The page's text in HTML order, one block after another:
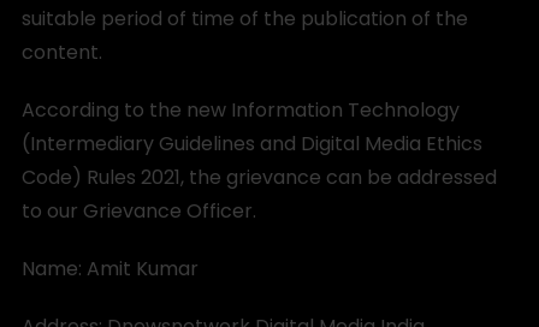
suitable period of time of the publication of the
content.
According to the new Information Technology
(Intermediary Guidelines and Digital Media Ethics
Code) Rules 2021, the grievance can be addressed
to our Grievance Officer.
Name: Amit Kumar